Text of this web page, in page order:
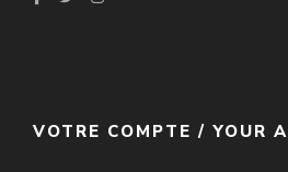
VOTRE COMPTE / YOUR